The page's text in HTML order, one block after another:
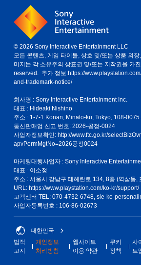
© 2026 Sony Interactive Entertainment LLC
모든 콘텐츠, 게임 타이틀, 상호 및/또는 상품 외
미지는 각 소유주의 상표권 및/또는 저작권을 가
reserved. 추가 정보:https://
and-trademark-notice/
회사명 : Sony Interactive Entertainment Inc.
대표 : Hideaki Nishino
주소 : 1-7-1 Konan, Minato-ku, Tokyo, 108-0075
통신판매업 신고 번호: 2026-공정-0024
사업자정보확인: http://www.ftc.go.kr/
apvPermMgtNo=2026공정0024
마케팅대행사업자 : Sony Interactive
대표 : 이소정
주소 : 서울시 강남구 테헤란로 134, 8층 (역삼동,
URL: https://www.playstation.com/ko-kr/support/
고객센터 TEL: 070-4732-6748, sie-ko-
사업자등록번호 : 106-86-02673
대한민국
법적
고지
개인정보
처리방침
웹사이트
이용 약관
쿠키
정책
사
트